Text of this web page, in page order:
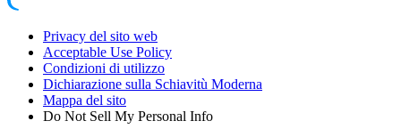
Privacy del sito web
Acceptable Use Policy
Condizioni di utilizzo
Dichiarazione sulla Schiavitù Moderna
Mappa del sito
Do Not Sell My Personal Info